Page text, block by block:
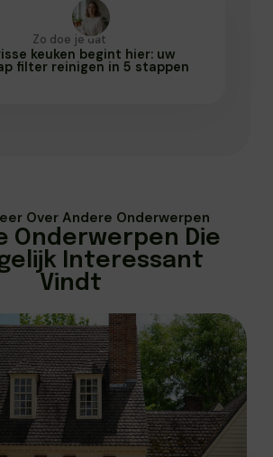
Zo doe je dat
keuken begint hier: uw
filter reinigen in 5 stappen
Over Andere Onderwerpen
Onderwerpen Die
Interessant
Vindt